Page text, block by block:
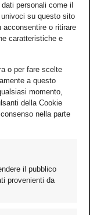
personali come il
su questo sito
acconsentire o ritirare
caratteristiche e
o per fare scelte
a questo
momento,
della Cookie
nella parte
il pubblico
provenienti da